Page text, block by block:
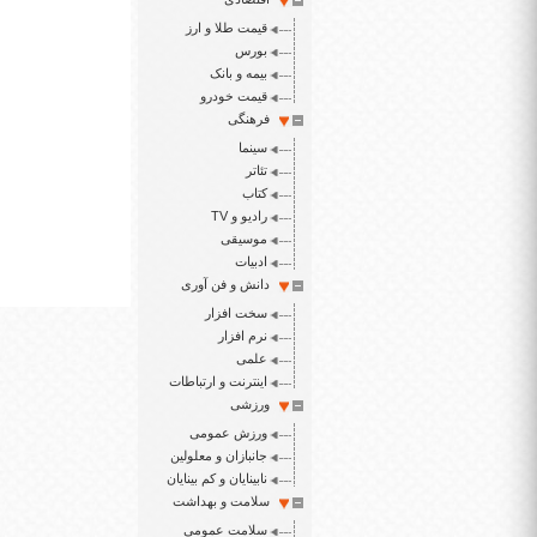
قیمت طلا و ارز
بورس
بیمه و بانک
قیمت خودرو
فرهنگی
سینما
تئاتر
کتاب
رادیو و TV
موسیقی
ادبیات
دانش و فن آوری
سخت افزار
نرم افزار
علمی
اینترنت و ارتباطات
ورزشی
ورزش عمومی
جانبازان و معلولین
نابینایان و کم بینایان
سلامت و بهداشت
سلامت عمومی